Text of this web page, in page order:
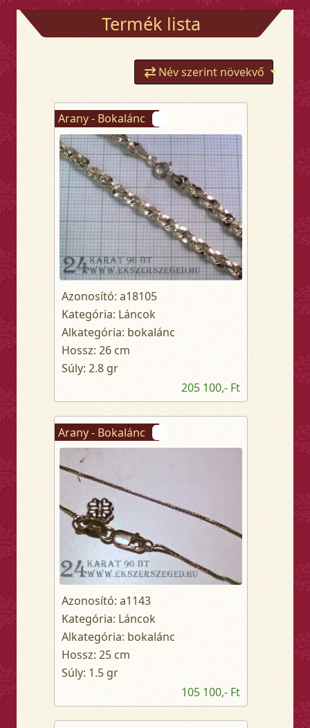
Termék lista
Név szerint növekvő
Arany - Bokalánc
Azonosító: a18105
Kategória: Láncok
Alkategória: bokalánc
Hossz: 26 cm
Súly: 2.8 gr
205 100,- Ft
Arany - Bokalánc
Azonosító: a1143
Kategória: Láncok
Alkategória: bokalánc
Hossz: 25 cm
Súly: 1.5 gr
105 100,- Ft